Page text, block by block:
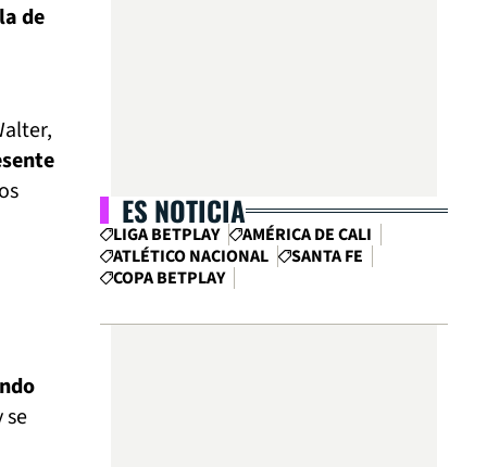
de
se
ES NOTICIA
LIGA BETPLAY
AMÉRICA DE CALI
ATLÉTICO NACIONAL
SANTA FE
COPA BETPLAY